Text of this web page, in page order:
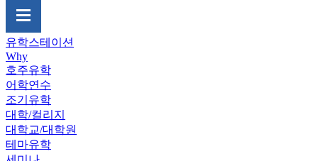
유학스테이션
Why
호주유학
어학연수
조기유학
대학/컬리지
대학교/대학원
테마유학